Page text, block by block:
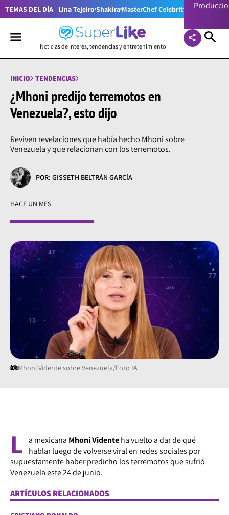
TEMAS DEL DÍA Lina TejeiroShakira MasterChef Celebrity Colombia
Noticias de interés, tendencias y entretenimiento
INICIO TENDENCIAS
¿Mhoni predijo terremotos en
Venezuela?, esto dijo
Reviven revelaciones que había hecho Mhoni sobre
Venezuela y que relacionan con los terremotos.
POR: GISSETH BELTRÁN GARCÍA
HACE UN MES
Mhoni Vidente sobre Venezuela/Foto IA
L a mexicana Mhoni Videnteha vuelto a dar de qué
hablar luego de volverse viral en redes sociales por
supuestamente haber predicho los terremotos que sufrió
Venezuela este 24 de junio.
ARTÍCULOS RELACIONADOS